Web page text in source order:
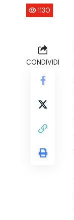
1130
CONDIVIDI